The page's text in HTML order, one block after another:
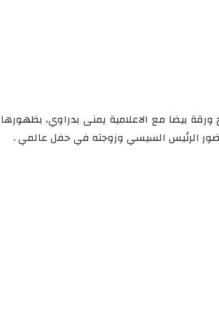
بيضا مع الاعلامية يمنى بدراوي، بظهورها
الرئيس السيسي وزوجته في حفل عالمي .